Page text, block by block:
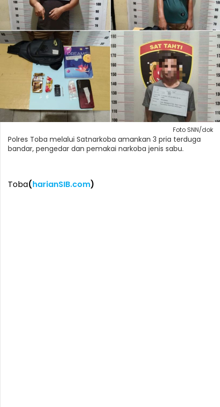
Foto SNN/dok
Polres Toba melalui Satnarkoba amankan 3 pria terduga
bandar, pengedar dan pemakai narkoba jenis sabu.
Toba(harianSIB.com)